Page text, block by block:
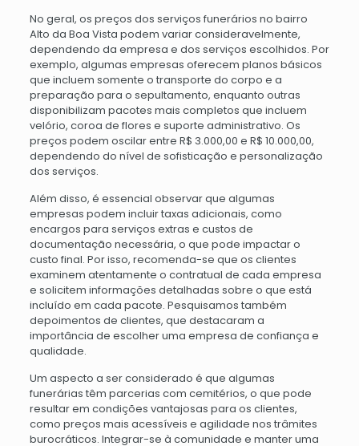
No geral, os preços dos serviços funerários no bairro
Alto da Boa Vista podem variar consideravelmente,
dependendo da empresa e dos serviços escolhidos. Por
exemplo, algumas empresas oferecem planos básicos
que incluem somente o transporte do corpo e a
preparação para o sepultamento, enquanto outras
disponibilizam pacotes mais completos que incluem
velório, coroa de flores e suporte administrativo. Os
preços podem oscilar entre R$ 3.000,00 e R$ 10.000,00,
dependendo do nível de sofisticação e personalização
dos serviços.
Além disso, é essencial observar que algumas
empresas podem incluir taxas adicionais, como
encargos para serviços extras e custos de
documentação necessária, o que pode impactar o
custo final. Por isso, recomenda-se que os clientes
examinem atentamente o contratual de cada empresa
e solicitem informações detalhadas sobre o que está
incluído em cada pacote. Pesquisamos também
depoimentos de clientes, que destacaram a
importância de escolher uma empresa de confiança e
qualidade.
Um aspecto a ser considerado é que algumas
funerárias têm parcerias com cemitérios, o que pode
resultar em condições vantajosas para os clientes,
como preços mais acessíveis e agilidade nos trâmites
burocráticos. Integrar-se à comunidade e manter uma